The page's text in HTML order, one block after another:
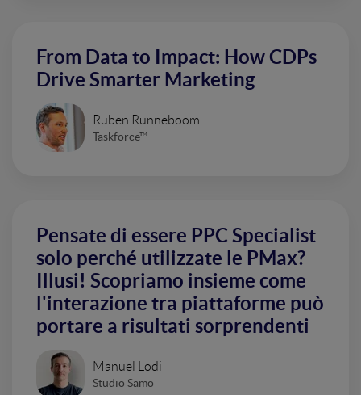
From Data to Impact: How CDPs
Drive Smarter Marketing
Ruben Runneboom
Taskforce™
Pensate di essere PPC Specialist
solo perché utilizzate le PMax?
Illusi! Scopriamo insieme come
l'interazione tra piattaforme può
portare a risultati sorprendenti
Manuel Lodi
Studio Samo